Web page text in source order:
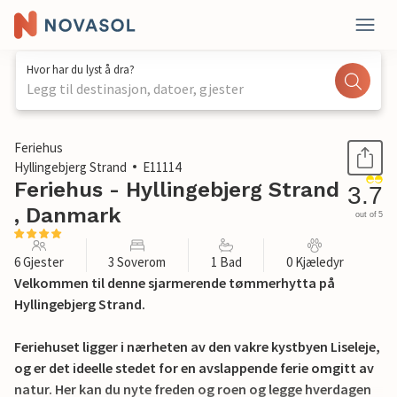
Hvor har du lyst å dra?
Legg til destinasjon, datoer, gjester
1 / 21
Feriehus
Hyllingebjerg Strand
E11114
Feriehus - Hyllingebjerg Strand
, Danmark
3.7
out of 5
6 Gjester 3 Soverom 1 Bad 0 Kjæledyr
Velkommen til denne sjarmerende tømmerhytta på
Hyllingebjerg Strand.
Feriehuset ligger i nærheten av den vakre kystbyen Liseleje,
og er det ideelle stedet for en avslappende ferie omgitt av
natur. Her kan du nyte freden og roen og legge hverdagen